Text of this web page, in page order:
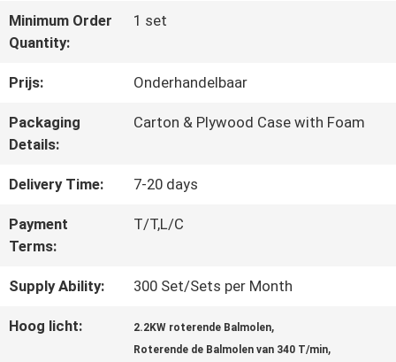
CONTACTEER
ONS
NIEUWS
BLOG
VERZOEK
OM EEN
Minimum Order
Quantity:
1 set
Prijs: Onderhandelbaar
Packaging
Details:
Carton & Plywood Case with Foam
Delivery Time: 7-20 days
Payment
Terms:
T/T,L/C
Supply Ability: 300 Set/Sets per Month
Hoog licht: 2.2KW roterende Balmolen,
Roterende de Balmolen van 340 T/min,